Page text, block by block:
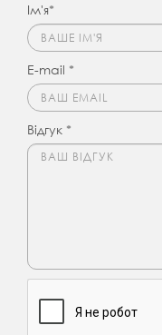
Ім'я*
E-mail *
Відгук *